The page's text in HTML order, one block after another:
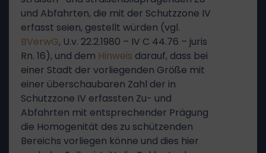
und Abfahrten, die mit der Schutzzone IV
erfasst seien, gestellt würden (vgl.
BVerwG, U.v. 22.2.1980 – IV C 44.76 – juris
Rn. 16), und dem Hinweis darauf, dass bei
einer Stadt der vorliegenden Größe mit
einer überschaubaren Zahl der in
Schutzzone IV erfassten Zu- und
Abfahrten mit entsprechender Prägung
die Homogenität des zu schützenden
Bereichs vorliegen könne und dies hier